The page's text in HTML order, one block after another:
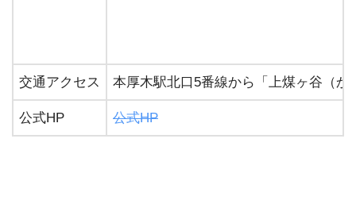
交通アクセス 本厚木駅北口5番線から「上煤ヶ谷（
公式HP 公式HP